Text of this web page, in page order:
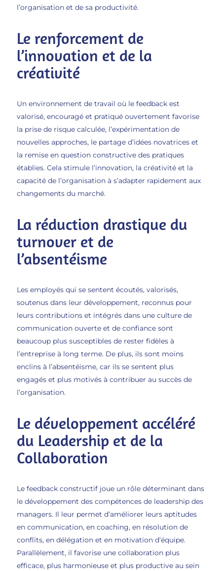
l’organisation et de sa productivité.
Le renforcement de
l’innovation et de la
créativité
Un environnement de travail où le feedback est
valorisé, encouragé et pratiqué ouvertement favorise
la prise de risque calculée, l’expérimentation de
nouvelles approches, le partage d’idées novatrices et
la remise en question constructive des pratiques
établies. Cela stimule l’innovation, la créativité et la
capacité de l’organisation à s’adapter rapidement aux
changements du marché.
La réduction drastique du
turnover et de
l’absentéisme
Les employés qui se sentent écoutés, valorisés,
soutenus dans leur développement, reconnus pour
leurs contributions et intégrés dans une culture de
communication ouverte et de confiance sont
beaucoup plus susceptibles de rester fidèles à
l’entreprise à long terme. De plus, ils sont moins
enclins à l’absentéisme, car ils se sentent plus
engagés et plus motivés à contribuer au succès de
l’organisation.
Le développement accéléré
du Leadership et de la
Collaboration
Le feedback constructif joue un rôle déterminant dans
le développement des compétences de leadership des
managers. Il leur permet d’améliorer leurs aptitudes
en communication, en coaching, en résolution de
conflits, en délégation et en motivation d’équipe.
Parallèlement, il favorise une collaboration plus
efficace, plus harmonieuse et plus productive au sein